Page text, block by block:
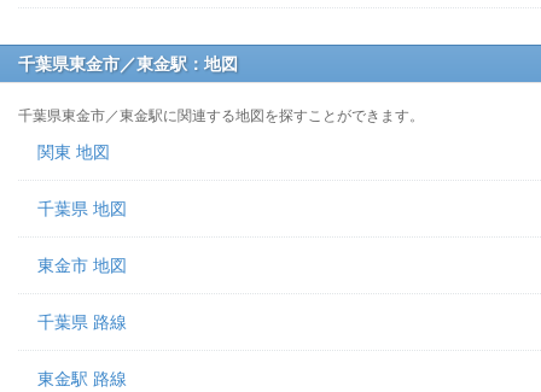
千葉県東金市／東金駅：地図
千葉県東金市／東金駅に関連する地図を探すことができます。
関東 地図
千葉県 地図
東金市 地図
千葉県 路線
東金駅 路線